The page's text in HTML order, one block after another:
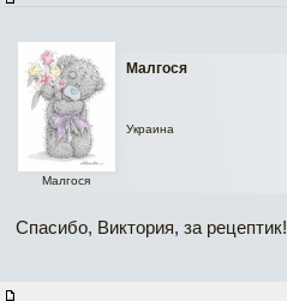
Малгося
Малгося
Украина
Спасибо, Виктория, за рецептик!